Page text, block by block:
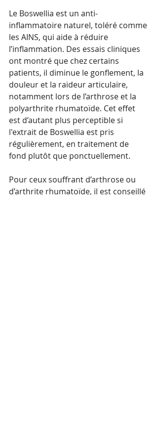
Le Boswellia est un anti-
inflammatoire naturel, toléré comme
les AINS, qui aide à réduire
l’inflammation. Des essais cliniques
ont montré que chez certains
patients, il diminue le gonflement, la
douleur et la raideur articulaire,
notamment lors de l’arthrose et la
polyarthrite rhumatoïde. Cet effet
est d’autant plus perceptible si
l'extrait de Boswellia est pris
régulièrement, en traitement de
fond plutôt que ponctuellement.
Pour ceux souffrant d’arthrose ou
d’arthrite rhumatoïde, il est conseillé